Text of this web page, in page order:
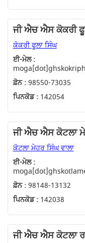
ਜੀ ਐਚ ਐਸ ਕੋਕਰੀ
ਕੋਕਰੀ ਫੂਲਾ ਸਿੰਘ
ਈ-ਮੇਲ :
ਫ਼ੋਨ :98550-73035
ਪਿਨਕੋਡ :142054
ਜੀ ਐਚ ਐਸ ਕੋਟਲਾ
ਕੋਟਲਾ ਮੇਹਰ ਸਿੰਘ ਵਾਲਾ
ਈ-ਮੇਲ :
ਫ਼ੋਨ :98148-13132
ਪਿਨਕੋਡ :142038
ਜੀ ਐਚ ਐਸ ਕੋਟਲਾ